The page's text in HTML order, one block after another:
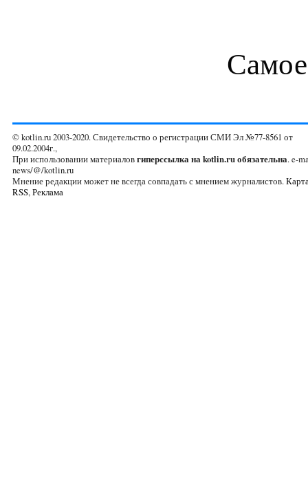
© kotlin.ru 2003-2020. Свидетельство о регистрации СМИ Эл №77-8561 от
09.02.2004г.,
При использовании материаловгиперссылка на kotlin.ru обязательна. e-
news/@/kotlin.ru
Мнение редакции может не всегда совпадать с мнением журналистов.
RSS,Реклама